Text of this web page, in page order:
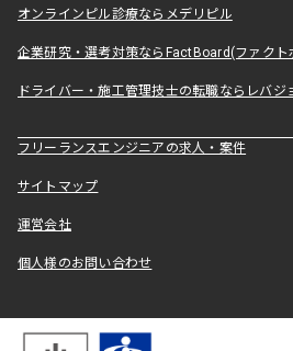
オンラインピル診療ならメデリピル
企業研究・選考対策ならFactBoard(ファクト
ドライバー・施工管理技士の転職ならレバジ
フリーランスエンジニアの求人・案件
サイトマップ
運営会社
個人様のお問い合わせ